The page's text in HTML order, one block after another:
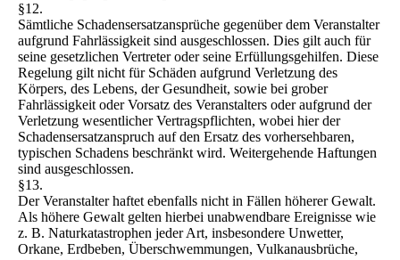
§12.
Sämtliche Schadensersatzansprüche gegenüber dem Veranstalter
aufgrund Fahrlässigkeit sind ausgeschlossen. Dies gilt auch für
seine gesetzlichen Vertreter oder seine Erfüllungsgehilfen. Diese
Regelung gilt nicht für Schäden aufgrund Verletzung des
Körpers, des Lebens, der Gesundheit, sowie bei grober
Fahrlässigkeit oder Vorsatz des Veranstalters oder aufgrund der
Verletzung wesentlicher Vertragspflichten, wobei hier der
Schadensersatzanspruch auf den Ersatz des vorhersehbaren,
typischen Schadens beschränkt wird. Weitergehende Haftungen
sind ausgeschlossen.
§13.
Der Veranstalter haftet ebenfalls nicht in Fällen höherer Gewalt.
Als höhere Gewalt gelten hierbei unabwendbare Ereignisse wie
z. B. Naturkatastrophen jeder Art, insbesondere Unwetter,
Orkane, Erdbeben, Überschwemmungen, Vulkanausbrüche,